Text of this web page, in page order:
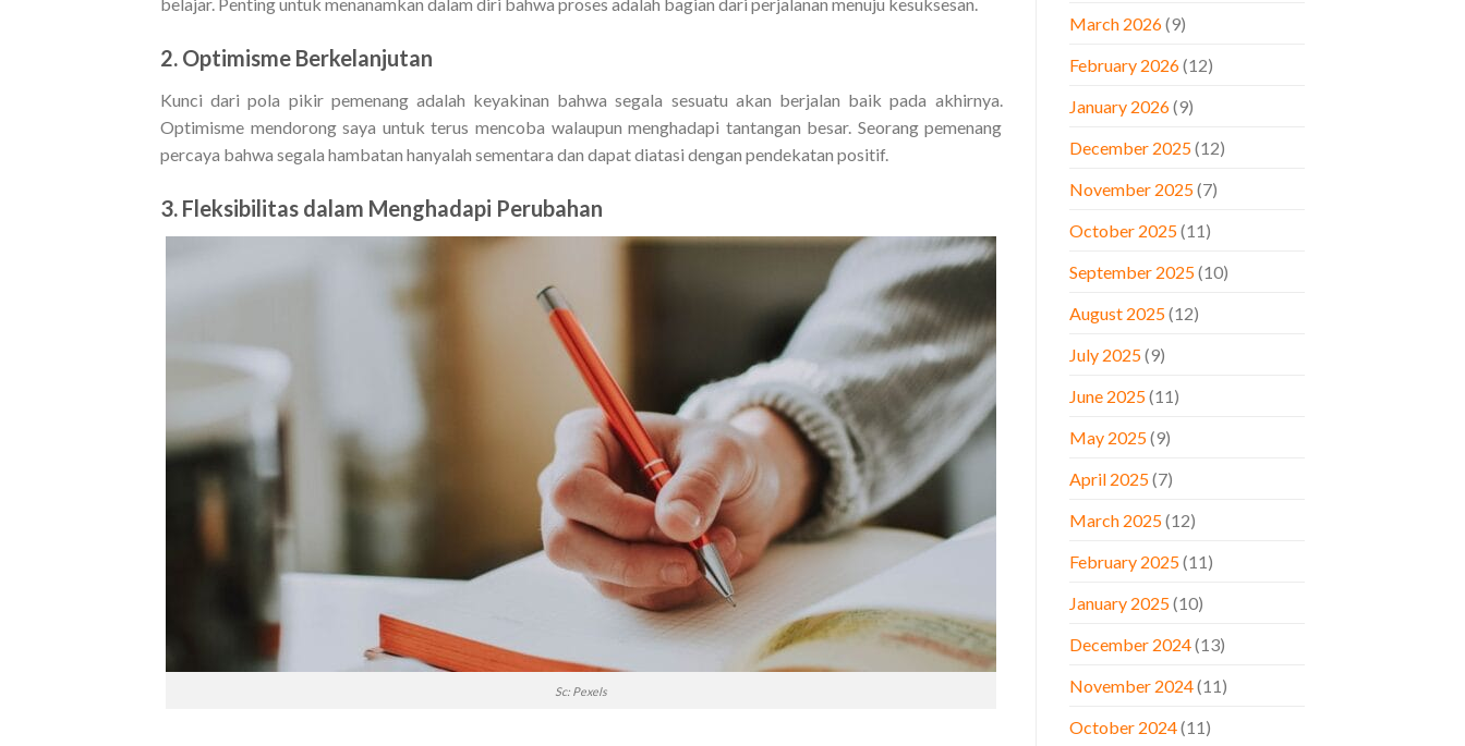
2. Optimisme Berkelanjutan
Kunci dari pola pikir pemenang adalah keyakinan bahwa segala sesuatu akan berjalan baik pada akhirnya.
Optimisme mendorong saya untuk terus mencoba walaupun menghadapi tantangan besar. Seorang pemenang
percaya bahwa segala hambatan hanyalah sementara dan dapat diatasi dengan pendekatan positif.
3. Fleksibilitas dalam Menghadapi Perubahan
Sc: Pexels
March 2026(9)
February 2026(12)
January 2026(9)
December 2025(12)
November 2025(7)
October 2025(11)
September 2025(10)
August 2025(12)
July 2025(9)
June 2025(11)
May 2025(9)
April 2025(7)
March 2025(12)
February 2025(11)
January 2025(10)
December 2024(13)
November 2024(11)
October 2024(11)